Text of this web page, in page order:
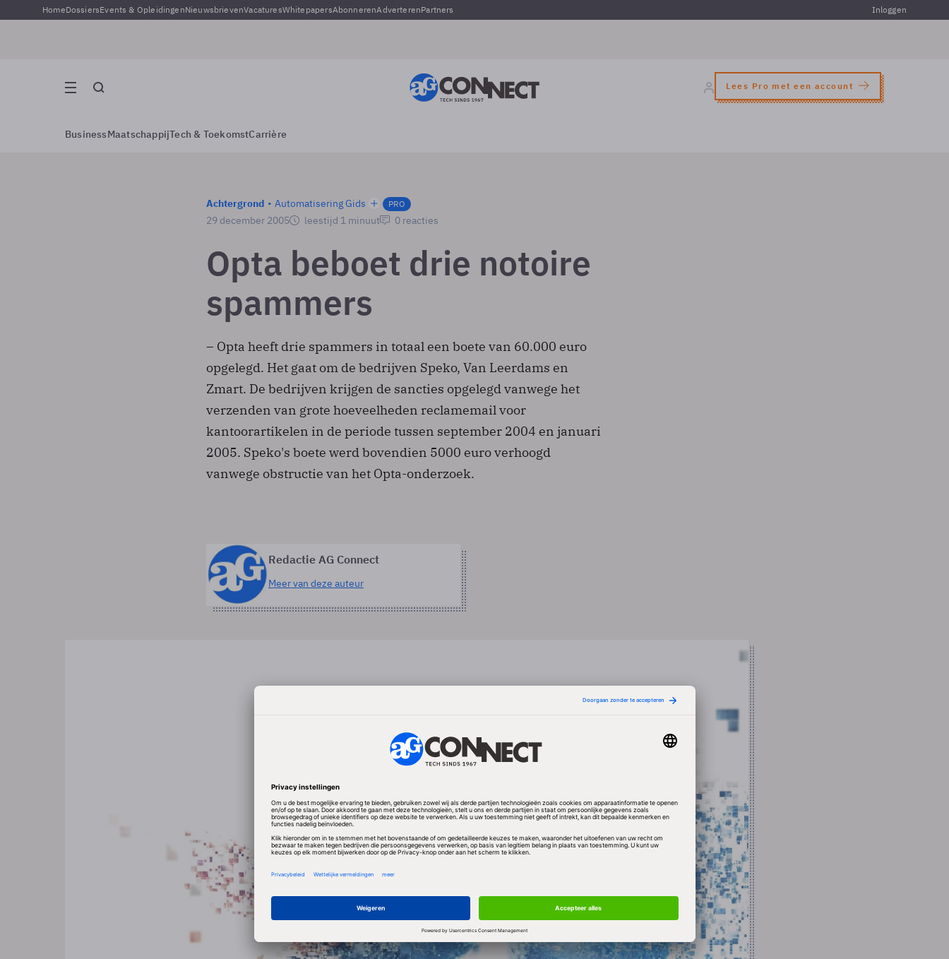
HomeDossiersEvents & OpleidingenNieuwsbrievenVacaturesWhitepapersAbonnerenAdverterenPartners Inloggen
Lees Pro met een account
BusinessMaatschappijTech & ToekomstCarrière
Achtergrond Automatisering Gids PRO
29 december 2005 leestijd 1 minuut 0 reacties
Opta beboet drie notoire
spammers
– Opta heeft drie spammers in totaal een boete van 60.000 euro
opgelegd. Het gaat om de bedrijven Speko, Van Leerdams en
Zmart. De bedrijven krijgen de sancties opgelegd vanwege het
verzenden van grote hoeveelheden reclamemail voor
kantoorartikelen in de periode tussen september 2004 en januari
2005. Speko's boete werd bovendien 5000 euro verhoogd
vanwege obstructie van het Opta-onderzoek.
Redactie AG Connect
Meer van deze auteur